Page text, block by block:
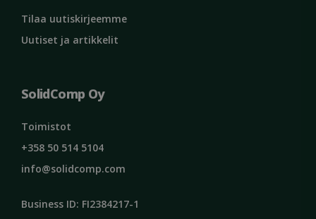
Tilaa uutiskirjeemme
Uutiset ja artikkelit
SolidComp Oy
Toimistot
+358 50 514 5104
info@solidcomp.com
Business ID: FI2384217-1